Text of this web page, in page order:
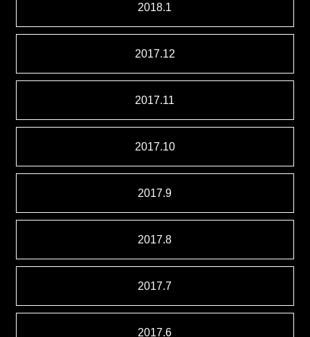
2018.1
2017.12
2017.11
2017.10
2017.9
2017.8
2017.7
2017.6